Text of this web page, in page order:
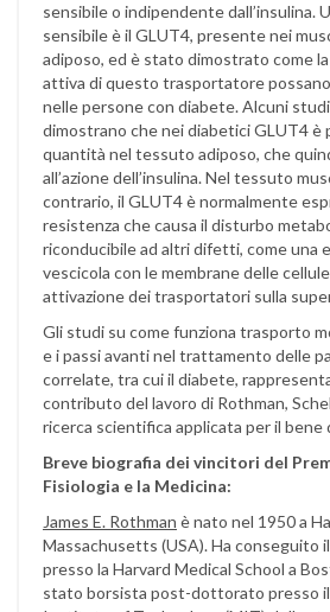
sensibile o indipendente dall’insulina.
sensibile è il GLUT4, presente nei
adiposo, ed è stato dimostrato come
attiva di questo trasportatore
nelle persone con diabete. Alcuni
dimostrano che nei diabetici GLUT4 è
quantità nel tessuto adiposo, che
all’azione dell’insulina. Nel tessuto
contrario, il GLUT4 è normalmente
resistenza che causa il disturbo
riconducibile ad altri difetti, come una
vescicola con le membrane delle
attivazione dei trasportatori sulla
Gli studi su come funziona trasporto
e i passi avanti nel trattamento delle
correlate, tra cui il diabete,
contributo del lavoro di Rothman,
ricerca scientifica applicata per il
Breve biografia dei vincitori del
Fisiologia e la Medicina:
James E. Rothman è nato nel 1950 a
Massachusetts (USA). Ha conseguito
presso la Harvard Medical School a
stato borsista post-dottorato presso